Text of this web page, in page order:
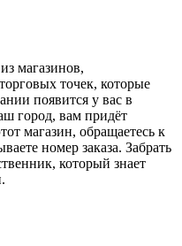
магазинов,
точек, которые
появится у вас в
город, вам придёт
магазин, обращаетесь к
номер заказа. Забрать
который знает